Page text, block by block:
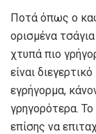
Ποτά όπως ο
ορισμένα
χτυπά πιο
είναι
εγρήγορμα,
γρηγορότερα.
επίσης να